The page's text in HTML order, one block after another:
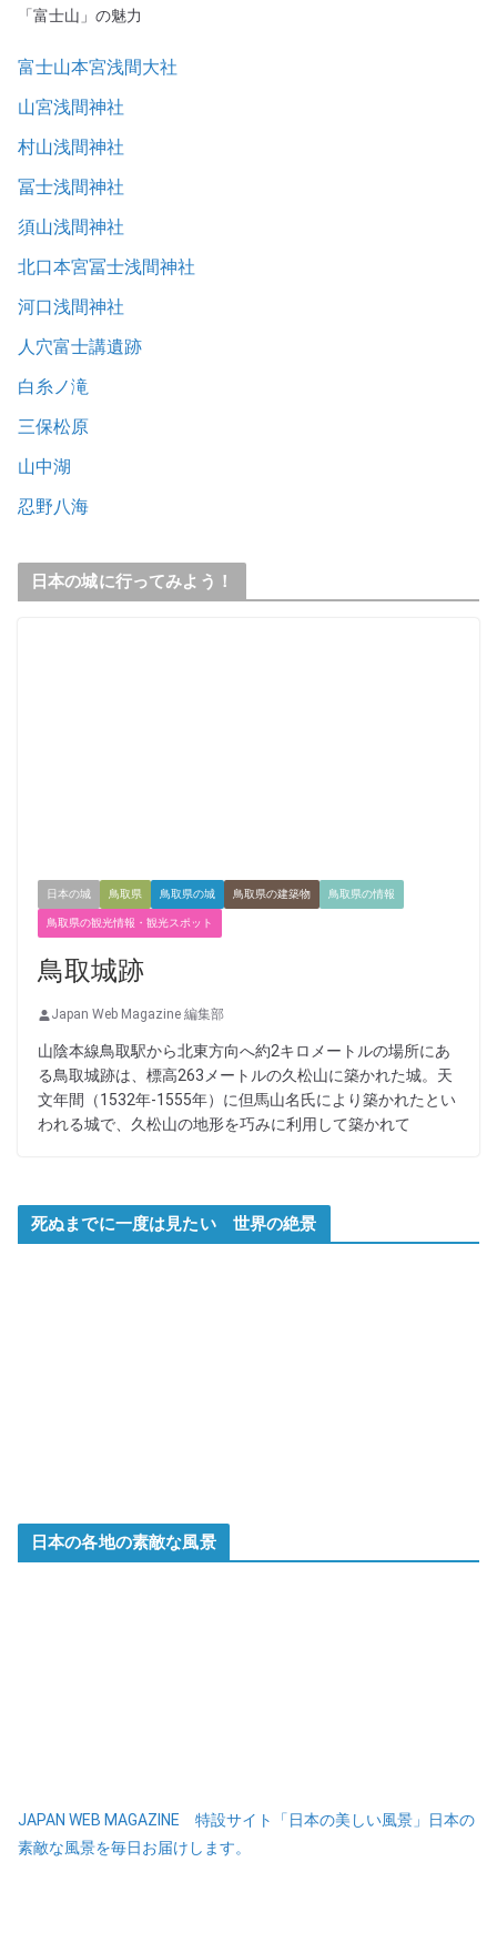
「富士山」の魅力
富士山本宮浅間大社
山宮浅間神社
村山浅間神社
冨士浅間神社
須山浅間神社
北口本宮冨士浅間神社
河口浅間神社
人穴富士講遺跡
白糸ノ滝
三保松原
山中湖
忍野八海
日本の城に行ってみよう！
日本の城 鳥取県 鳥取県の城 鳥取県の建築物 鳥取県の情報
鳥取県の観光情報・観光スポット
鳥取城跡
Japan Web Magazine 編集部
山陰本線鳥取駅から北東方向へ約2キロメートルの場所にあ
る鳥取城跡は、標高263メートルの久松山に築かれた城。天
文年間（1532年-1555年）に但馬山名氏により築かれたとい
われる城で、久松山の地形を巧みに利用して築かれて
死ぬまでに一度は見たい 世界の絶景
日本の各地の素敵な風景
JAPAN WEB MAGAZINE 特設サイト「日本の美しい風景」日本の
素敵な風景を毎日お届けします。